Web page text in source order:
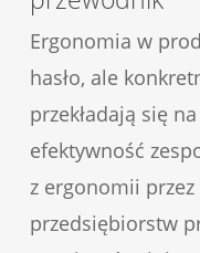
Ergonomia w
hasło, ale
przekładają się
efektywność
z ergonomii przez
przedsiębiorstw